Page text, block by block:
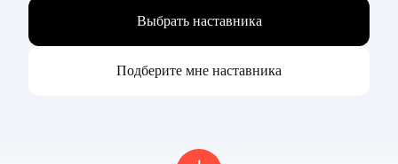
Выбрать наставника
Подберите мне наставника